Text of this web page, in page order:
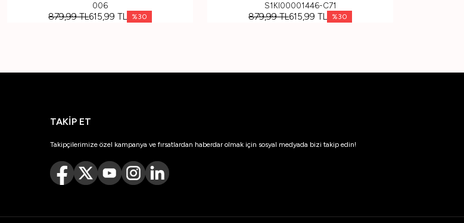
006
879,99TL615,99 TL %30
S1KI00001446-C71
879,99TL615,99 TL %30
TAKİP ET
Takipçilerimize özel kampanya ve fırsatlardan haberdar olmak için sosyal medyada bizi takip edin!